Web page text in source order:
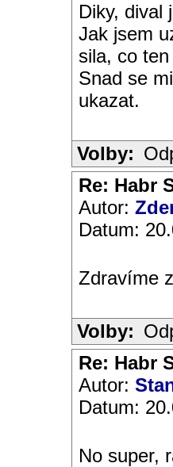
Diky, dival
Jak jsem
sila, co
Snad se
ukazat.
Volby:
Re: Habr
Autor:
Datum:
Zdravíme
Volby:
Re: Habr
Autor:
Datum:
No super,